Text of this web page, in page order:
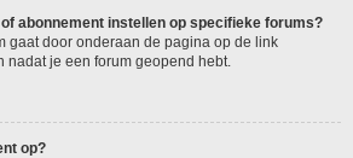
abonnement instellen op specifieke forums?
gaat door onderaan de pagina op de link
nadat je een forum geopend hebt.
op?